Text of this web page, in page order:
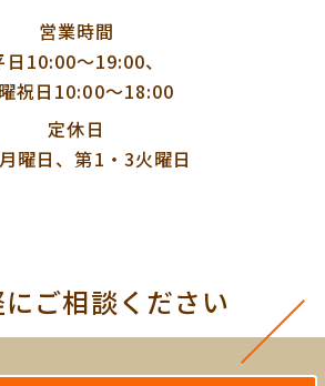
営業時間
日10:00〜19:00、
祝日10:00〜18:00
定休日
曜日、第1・3火曜日
ご相談ください